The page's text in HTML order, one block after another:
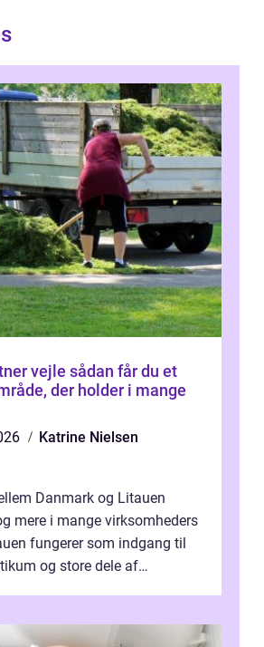
får du et
der holder i mange
Katrine Nielsen
Danmark og Litauen
mere i mange virksomheders
fungerer som indgang til
og store dele af